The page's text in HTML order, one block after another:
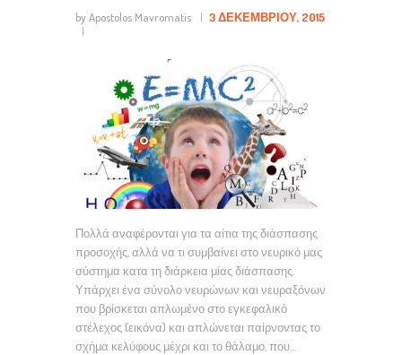
by Apostolos Mavromatis 3 ΔΕΚΕΜΒΡΊΟΥ, 2015
Πολλά αναφέρονται για τα αίτια της διάσπασης
προσοχής, αλλά να τι συμβαίνει στο νευρικό μας
σύστημα κατα τη διάρκεια μίας διάσπασης.
Υπάρχει ένα σύνολο νευρώνων και νευραξόνων
που βρίσκεται απλωμένο στο εγκεφαλικό
στέλεχος (εικόνα) και απλώνεται παίρνοντας το
σχήμα κελύφους μέχρι και το θάλαμο, που…